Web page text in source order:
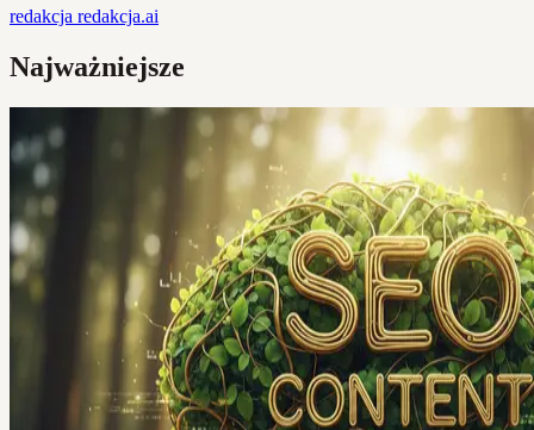
redakcja redakcja.ai
Najważniejsze